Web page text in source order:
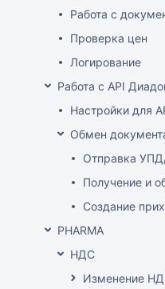
Работа с
Проверка цен
Логирование
Работа с API
Настройки для
Обмен
Отправка
Получение и
Создание
PHARMA
НДС
Изменение